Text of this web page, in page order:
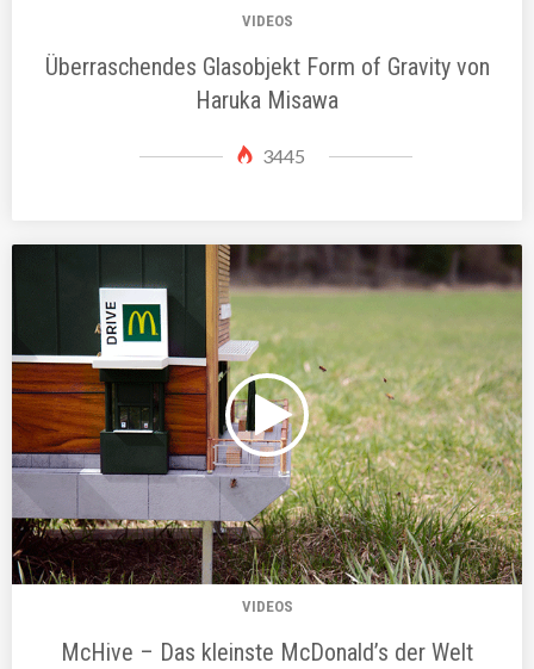
VIDEOS
Überraschendes Glasobjekt Form of Gravity von
Haruka Misawa
3445
VIDEOS
McHive – Das kleinste McDonald’s der Welt